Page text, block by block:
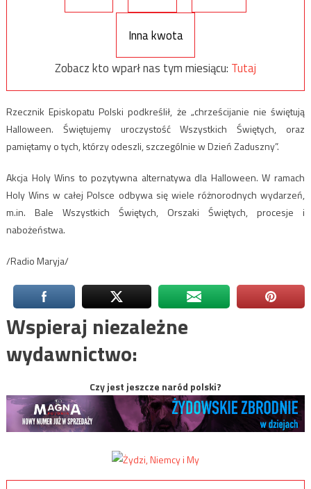
Inna kwota
Zobacz kto wparł nas tym miesiącu: Tutaj
Rzecznik Episkopatu Polski podkreślił, że „chrześcijanie nie świętują
Halloween. Świętujemy uroczystość Wszystkich Świętych, oraz
pamiętamy o tych, którzy odeszli, szczególnie w Dzień Zaduszny”.
Akcja Holy Wins to pozytywna alternatywa dla Halloween. W ramach
Holy Wins w całej Polsce odbywa się wiele różnorodnych wydarzeń,
m.in. Bale Wszystkich Świętych, Orszaki Świętych, procesje i
nabożeństwa.
/Radio Maryja/
Wspieraj niezależne
wydawnictwo:
Czy jest jeszcze naród polski?